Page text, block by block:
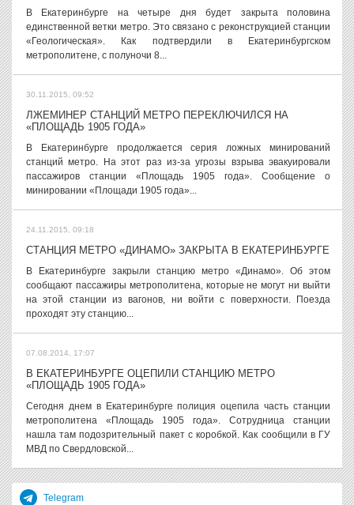
В Екатеринбурге на четыре дня будет закрыта половина
единственной ветки метро. Это связано с реконструкцией станции
«Геологическая». Как подтвердили в Екатеринбургском
метрополитене, с полуночи 8...
30.11.2015, 09:52
ЛЖЕМИНЕР СТАНЦИЙ МЕТРО ПЕРЕКЛЮЧИЛСЯ НА
«ПЛОЩАДЬ 1905 ГОДА»
В Екатеринбурге продолжается серия ложных минирований
станций метро. На этот раз из-за угрозы взрыва эвакуировали
пассажиров станции «Площадь 1905 года». Сообщение о
минировании «Площади 1905 года»...
24.11.2015, 09:18
СТАНЦИЯ МЕТРО «ДИНАМО» ЗАКРЫТА В ЕКАТЕРИНБУРГЕ
В Екатеринбурге закрыли станцию метро «Динамо». Об этом
сообщают пассажиры метрополитена, которые не могут ни выйти
на этой станции из вагонов, ни войти с поверхности. Поезда
проходят эту станцию...
07.08.2014, 17:07
В ЕКАТЕРИНБУРГЕ ОЦЕПИЛИ СТАНЦИЮ МЕТРО
«ПЛОЩАДЬ 1905 ГОДА»
Сегодня днем в Екатеринбурге полиция оцепила часть станции
метрополитена «Площадь 1905 года». Сотрудница станции
нашла там подозрительный пакет с коробкой. Как сообщили в ГУ
МВД по Свердловской...
Telegram